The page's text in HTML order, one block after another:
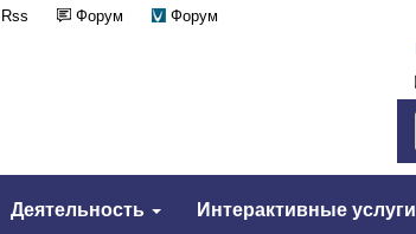
Rss Форум
Форум
Деятельность Интерактивные услуги